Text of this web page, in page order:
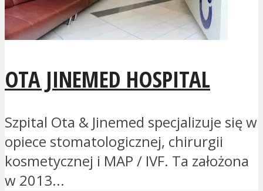
OTA JINEMED HOSPITAL
Szpital Ota & Jinemed specjalizuje się w
opiece stomatologicznej, chirurgii
kosmetycznej i MAP / IVF. Ta założona
w 2013...